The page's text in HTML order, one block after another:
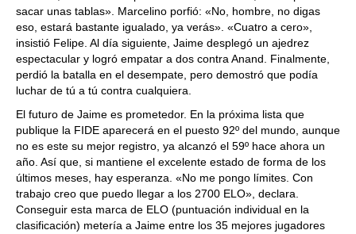
sacar unas tablas». Marcelino porfió: «No, hombre, no digas
eso, estará bastante igualado, ya verás». «Cuatro a cero»,
insistió Felipe. Al día siguiente, Jaime desplegó un ajedrez
espectacular y logró empatar a dos contra Anand. Finalmente,
perdió la batalla en el desempate, pero demostró que podía
luchar de tú a tú contra cualquiera.
El futuro de Jaime es prometedor. En la próxima lista que
publique la FIDE aparecerá en el puesto 92º del mundo, aunque
no es este su mejor registro, ya alcanzó el 59º hace ahora un
año. Así que, si mantiene el excelente estado de forma de los
últimos meses, hay esperanza. «No me pongo límites. Con
trabajo creo que puedo llegar a los 2700 ELO», declara.
Conseguir esta marca de ELO (puntuación individual en la
clasificación) metería a Jaime entre los 35 mejores jugadores